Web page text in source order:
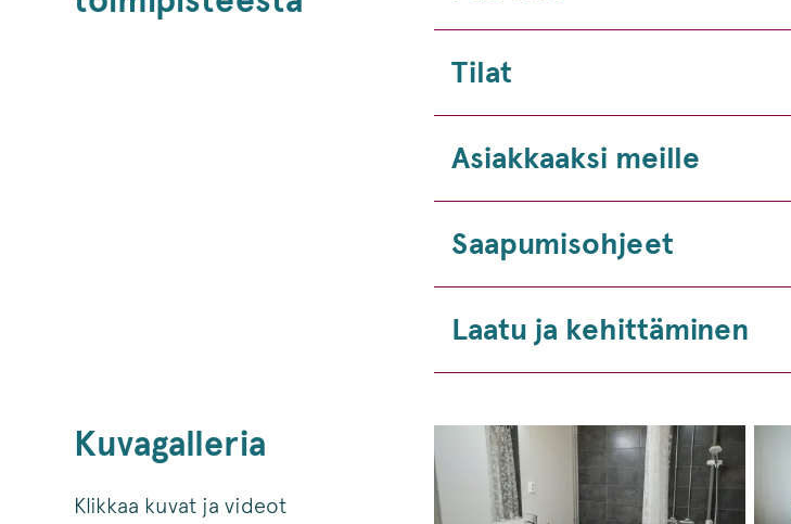
Tilat
Asiakkaaksi meille
Saapumisohjeet
Laatu ja kehittäminen
Kuvagalleria
Klikkaa kuvat ja videot